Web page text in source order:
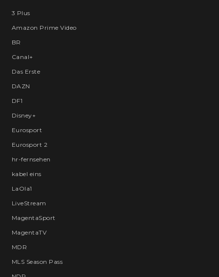
3 Plus
Amazon Prime Video
BR
Canal+
Das Erste
DAZN
DF1
Disney+
Eurosport
Eurosport 2
hr-fernsehen
kabel eins
LaOla1
LiveStream
MagentaSport
MagentaTV
MDR
MLS Season Pass